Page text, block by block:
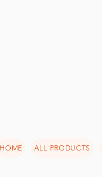
HOME ALL PRODUCTS